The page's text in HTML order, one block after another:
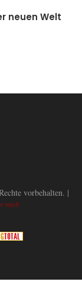
neuen Welt
vorbehalten. |
mich